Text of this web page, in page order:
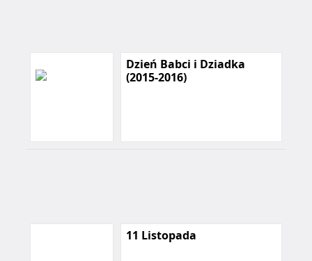
Dzień Babci i Dziadka
(2015-2016)
11 Listopada